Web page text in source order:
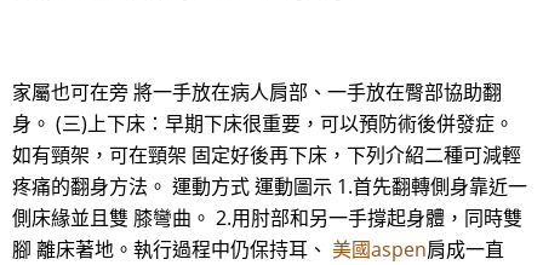
家屬也可在旁 將一手放在病人肩部、一手放在臀部協助翻
身。 (三)上下床：早期下床很重要，可以預防術後併發症。
如有頸架，可在頸架 固定好後再下床，下列介紹二種可減輕
疼痛的翻身方法。 運動方式 運動圖示 1.首先翻轉側身靠近一
側床緣並且雙 膝彎曲。 2.用肘部和另一手撐起身體，同時雙
腳 離床著地。執行過程中仍保持耳、 美國aspen肩成一直